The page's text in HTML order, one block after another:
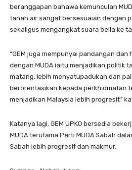
beranggapan bahawa kemunculan
tanah air sangat bersesuaian dengan
sekaligus mengangkat suara belia ke
“GEM juga mempunyai pandangan dan
dengan MUDA iaitu menjadikan politik
matang, lebih menyatupadukan dan
berorentasikan kepada perkhidmatan
menjadikan Malaysia lebih progresif,”
Katanya lagi, GEM UPKO bersedia
MUDA terutama Parti MUDA Sabah
Sabah lebih progresif dan makmur.